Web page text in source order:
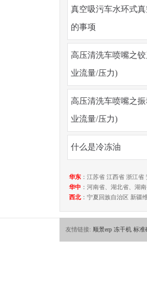
真空吸污车水环式
的事项
高压清洗车喷嘴之
业流量/压力)
高压清洗车喷嘴之
业流量/压力)
什么是冷冻油
华东 ：江苏省 江西省 浙江
华中 ：河南省、湖北省、湖
西北：宁夏回族自治区 新疆
友情链接: 顺景erp 冻干机 标准